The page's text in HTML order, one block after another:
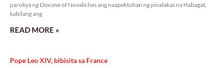
parokya ng Diocese of Novaliches ang naapektuhan ng pinalakas na Habagat,
kabilang ang
READ MORE »
Pope Leo XIV, bibisita sa France